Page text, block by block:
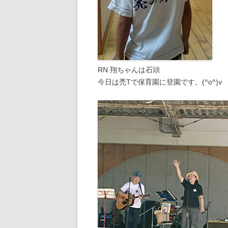
RN 翔ちゃんは石頭
今日は禿Tで保育園に登園です。(^o^)v